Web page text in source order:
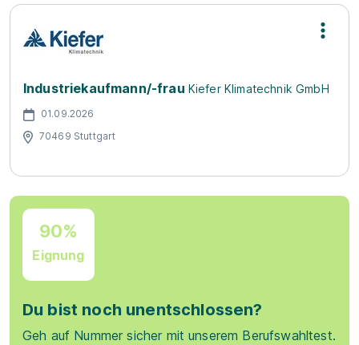
Industriekaufmann/-frau Kiefer Klimatechnik GmbH
01.09.2026
70469 Stuttgart
90%
Eignung
Du bist noch unentschlossen?
Geh auf Nummer sicher mit unserem Berufswahltest.